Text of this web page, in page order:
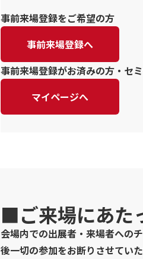
事前来場登録をご希望の方
事前来場登録へ
事前来場登録がお済みの方・セ
マイページへ
■ご来場にあた
会場内での出展者・来場者への
後一切の参加をお断りさせていた